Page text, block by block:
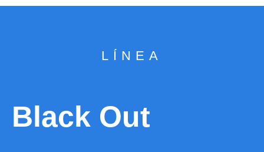
LÍNEA
Black Out